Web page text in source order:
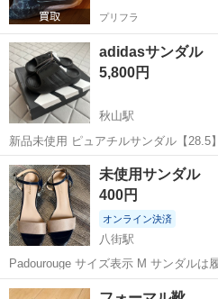
プリフラ
adidasサンダル
5,800円
秋山駅
新品未使用 ピュアチルサンダル【28.5】
千葉 市川市 秋山駅 靴
未使用サンダル
400円
オンライン決済
八街駅
Padourouge サイズ表示 M サンダルは履かないので履く方いかがでし
ょうか？ 未使用のまま保管してましたのでスレ傷等はご了承くださ
千葉 山武市 靴